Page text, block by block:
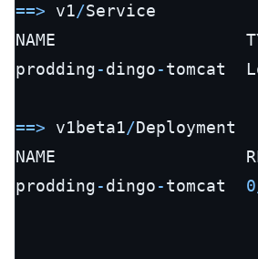
==> v1/Service
NAME
prodding-dingo-tomcat
==> v1beta1/Deployment
NAME
prodding-dingo-tomcat 0